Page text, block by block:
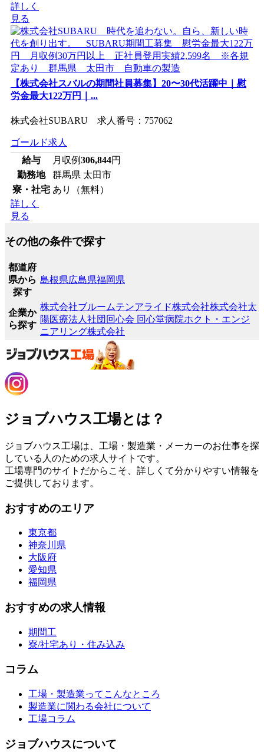
詳しく
見る
【株式会社スバルの期間社員募集】20〜30代活躍中｜慰
労金最大122万円｜...
株式会社SUBARU 求人番号：757062
ゴールド求人
給与
月収例306,844円
勤務地
群馬県 太田市
寮・社宅 あり（無料）
詳しく
見る
その他の条件で探す
都道府
県から
探す
島根県広島県福岡県
企業か
ら探す
株式会社ブルームテンアライド株式会社株式会社太
陽医療法人社団回心会 回心堂病院ホクト・エンジ
ニアリング株式会社
ジョブハウス工場とは？
ジョブハウス工場は、工場・製造業・メーカーのお仕事を探
している人のための求人サイトです。
工場専門のサイトだからこそ、詳しくて分かりやすい情報を
ご提供しております。
おすすめのエリア
東京都
神奈川県
大阪府
愛知県
福岡県
おすすめの求人情報
期間工
寮/社宅あり・住み込み
コラム
工場・製造業ってこんなところ
製造業に関わる会社について
工場コラム
ジョブハウスについて